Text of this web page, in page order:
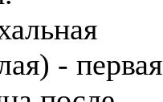
- первая